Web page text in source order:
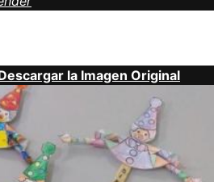
la Imagen Original